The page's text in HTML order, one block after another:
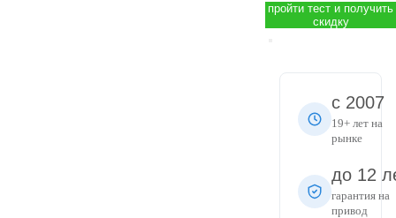
пройти тест и получить
скидку
с 2007
19+ лет на
рынке
до 12
гарантия на
привод